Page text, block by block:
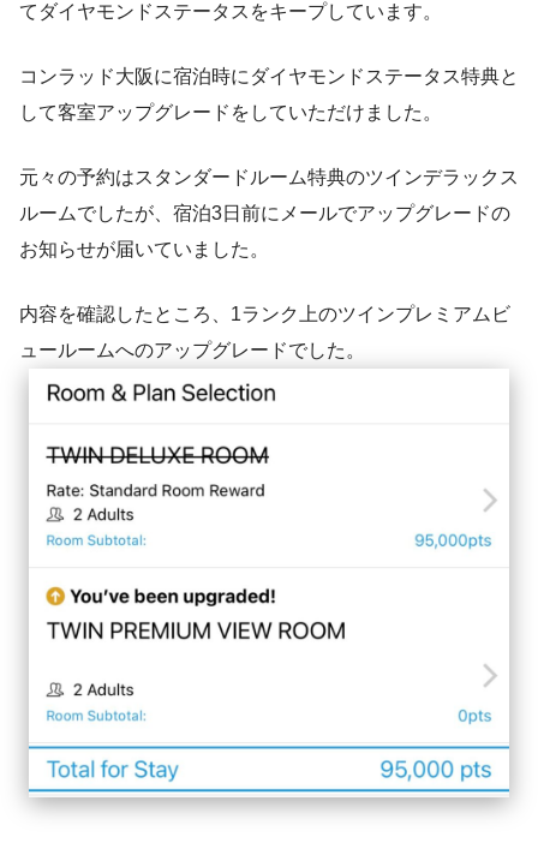
てダイヤモンドステータスをキープしています。
コンラッド大阪に宿泊時にダイヤモンドステータス特典と
して客室アップグレードをしていただけました。
元々の予約はスタンダードルーム特典のツインデラックス
ルームでしたが、宿泊3日前にメールでアップグレードの
お知らせが届いていました。
内容を確認したところ、1ランク上のツインプレミアムビ
ュールームへのアップグレードでした。